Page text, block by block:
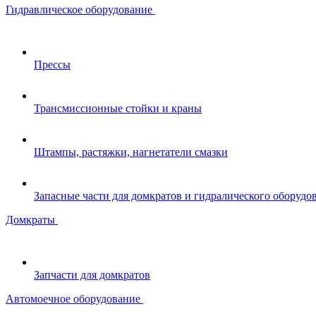
Гидравлическое оборудование
Прессы
Трансмиссионные стойки и краны
Штампы, растяжки, нагнетатели смазки
Запасные части для домкратов и гидралического
Домкраты
Запчасти для домкратов
Автомоечное оборудование